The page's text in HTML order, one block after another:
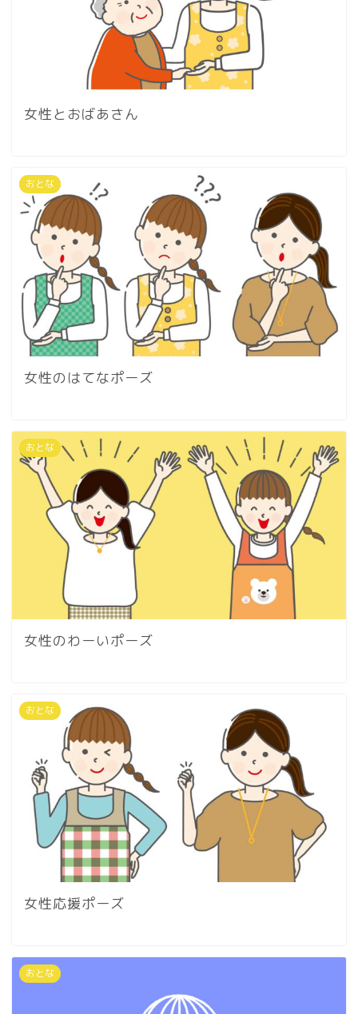
女性とおばあさん
おとな
女性のはてなポーズ
おとな
女性のわーいポーズ
おとな
女性応援ポーズ
おとな